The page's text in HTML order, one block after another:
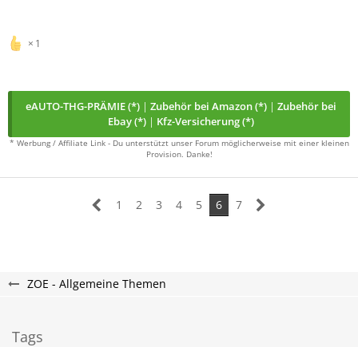
1
eAUTO-THG-PRÄMIE (*) | Zubehör bei Amazon (*) | Zubehör bei
Ebay (*) | Kfz-Versicherung (*)
* Werbung / Affiliate Link - Du unterstützt unser Forum möglicherweise mit einer kleinen
Provision. Danke!
1 2 3 4 5 6 7
ZOE - Allgemeine Themen
Tags